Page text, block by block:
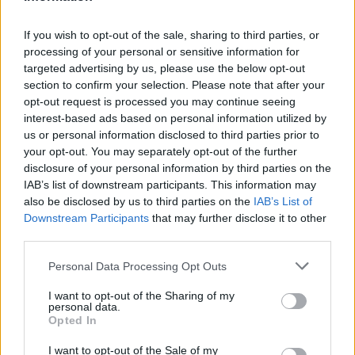
If you wish to opt-out of the sale, sharing to third parties, or
processing of your personal or sensitive information for
targeted advertising by us, please use the below opt-out
section to confirm your selection. Please note that after your
opt-out request is processed you may continue seeing
interest-based ads based on personal information utilized by
us or personal information disclosed to third parties prior to
your opt-out. You may separately opt-out of the further
disclosure of your personal information by third parties on the
IAB’s list of downstream participants. This information may
also be disclosed by us to third parties on the IAB’s List of
Downstream Participants that may further disclose it to other
Please note that this website/app uses one or more Google
not limited to your visit or usage behaviour. You may click to
grant or deny consent to Google and its third-party tags to
use your data for below specified purposes in below Google
consent section.
Personal Data Processing Opt Outs
I want to opt-out of the Sharing of my
personal data.
Opted In
I want to opt-out of the Sale of my
meg is tarthatják a zeneszámokat.
Pontosabban: nem fogják észrevenni, hogy
fizetnek a letöltésekért, azok ára ugyanis
benne lesz a mobilkészülék árában.
- Új világba lépünk: a fogyasztók
hozzáférhetnek minden rögzített zenéhez a
készülék vagy a széles sávú szolgáltatás ára
révén - mondta a készülékgyártás és a
tartalomszolgáltatás újfajta összevonásának
tervéről a Universal Music digitalizálásért
A Nokia és a Universal szerint a következő
várható a gyártók és a tartalomszolgáltatók
között, ők ketten is nyitottak további